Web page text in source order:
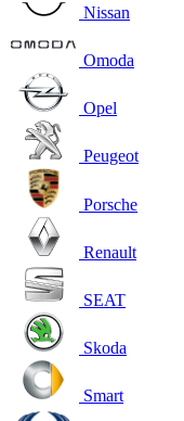
Nissan
Omoda
Opel
Peugeot
Porsche
Renault
SEAT
Skoda
Smart